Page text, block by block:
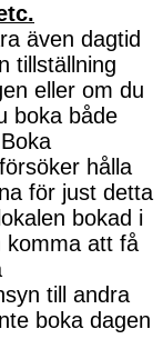
även dagtid
tillställning
eller om du
boka både
hålla
för just detta
bokad i
komma att få
till andra
boka dagen